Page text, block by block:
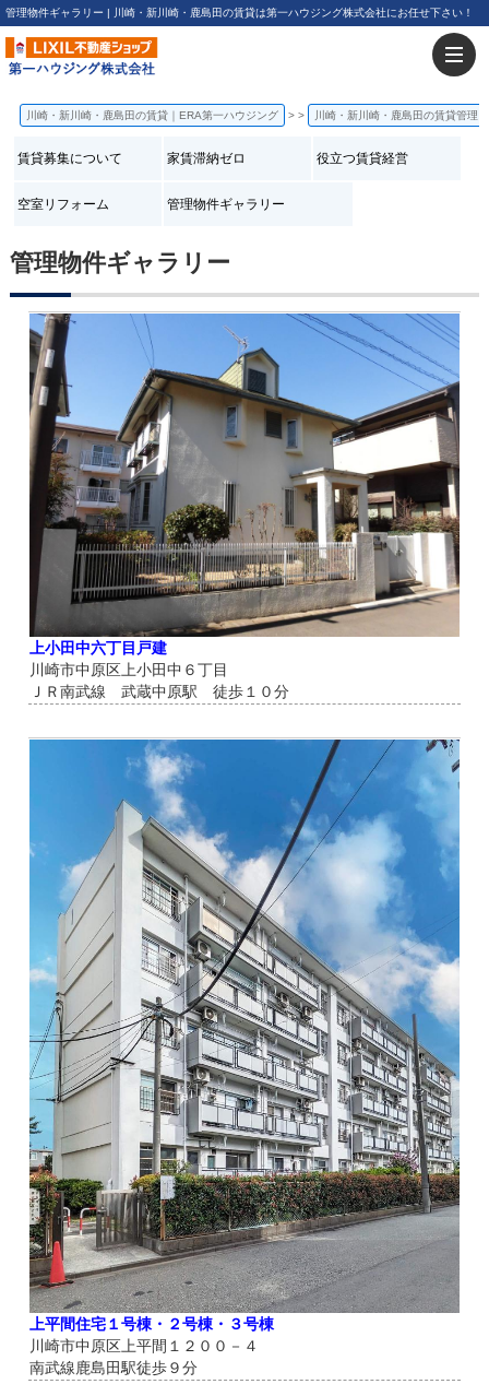
管理物件ギャラリー | 川崎・新川崎・鹿島田の賃貸は第一ハウジング株式会社にお任せ下さい！
川崎・新川崎・鹿島田の賃貸｜ERA第一ハウジング > 川崎・新川崎・鹿島田の賃貸管理
賃貸募集について 家賃滞納ゼロ 役立つ賃貸経営
空室リフォーム 管理物件ギャラリー
管理物件ギャラリー
上小田中六丁目戸建
川崎市中原区上小田中６丁目
ＪＲ南武線 武蔵中原駅 徒歩１０分
上平間住宅１号棟・２号棟・３号棟
川崎市中原区上平間１２００－４
南武線鹿島田駅徒歩９分